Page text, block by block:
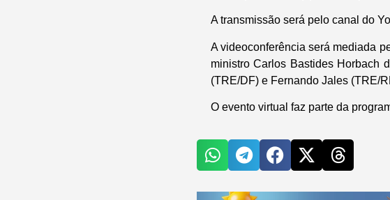
A transmissão será pelo canal do
A videoconferência será mediada
ministro Carlos Bastides Horbach
(TRE/DF) e Fernando Jales (TRE/
O evento virtual faz parte da